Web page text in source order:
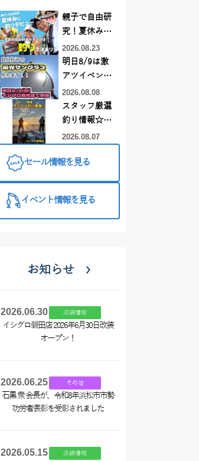
親子で自由研
究！夏休みに
釣りデビュー
2026.08.23
明日8/9は激
アツイベント
日！！！～オ
ーダー偏光グ
ラス受注会～
2026.08.08
スタッフ厳選
釣り情報☆彡
連休は何釣り
♪【イシグロ
2026.08.07
セール情報を見る
イベント情報を見る
お知らせ
2026.06.30 店舗情報
イシグロ磐田店 2026年6月30日改装
オープン！
2026.06.25 その他
石黒 衆 会長が、令和8年浜松市市勢
功労者表彰を受彰されました
2026.05.15 店舗情報